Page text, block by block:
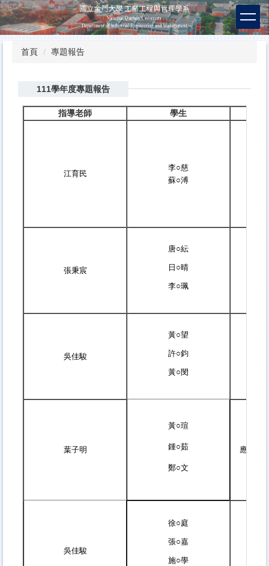
跳
主
首頁 專題報告
111學年度專題報告
指導老師 學生
江育民
李○慈
蘇○溥
張秉宸
唐○紜
日○晴
李○珮
吳佳駿
黃○望
許○鈞
黃○閔
葉子明
黃○瑄
鍾○茹
鄭○文
應用
吳佳駿
徐○庭
張○嘉
施○學